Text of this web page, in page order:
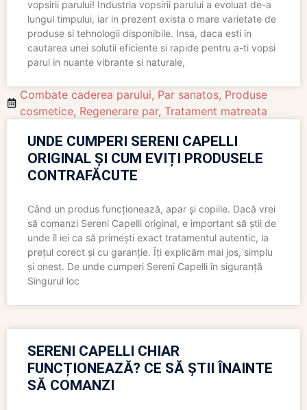
vopsirii parului! Industria vopsirii parului a evoluat de-a
lungul timpului, iar in prezent exista o mare varietate de
produse si tehnologii disponibile. Insa, daca esti in
cautarea unei solutii eficiente si rapide pentru a-ti vopsi
parul in nuante vibrante si naturale,
Combate caderea parului, Par sanatos, Produse
cosmetice, Regenerare par, Tratament matreata
UNDE CUMPERI SERENI CAPELLI
ORIGINAL ȘI CUM EVIȚI PRODUSELE
CONTRAFĂCUTE
Când un produs funcționează, apar și copiile. Dacă vrei
să comanzi Sereni Capelli original, e important să știi de
unde îl iei ca să primești exact tratamentul autentic, la
prețul corect și cu garanție. Îți explicăm mai jos, simplu
și onest. De unde cumperi Sereni Capelli în siguranță
Singurul loc
SERENI CAPELLI CHIAR
FUNCȚIONEAZĂ? CE SĂ ȘTII ÎNAINTE
SĂ COMANZI